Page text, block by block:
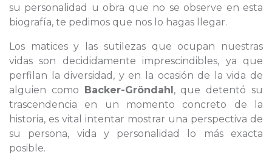
su personalidad u obra que no se observe en esta
biografía, te pedimos que nos lo hagas llegar.
Los matices y las sutilezas que ocupan nuestras
vidas son decididamente imprescindibles, ya que
perfilan la diversidad, y en la ocasión de la vida de
alguien como Backer-Gröndahl, que detentó su
trascendencia en un momento concreto de la
historia, es vital intentar mostrar una perspectiva de
su persona, vida y personalidad lo más exacta
posible.